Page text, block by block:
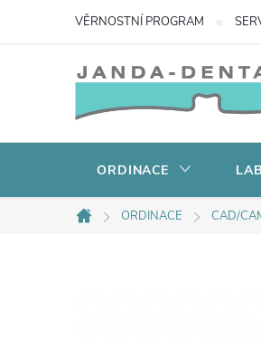
VĚRNOSTNÍ PROGRAM
ORDINACE
Domů
ORDINACE CAD/